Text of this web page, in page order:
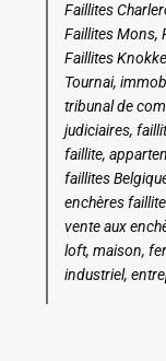
Faillites
Faillites Mons,
Faillites
Tournai,
tribunal de
judiciaires,
faillite,
faillites
enchères
vente aux
loft, maison,
industriel,